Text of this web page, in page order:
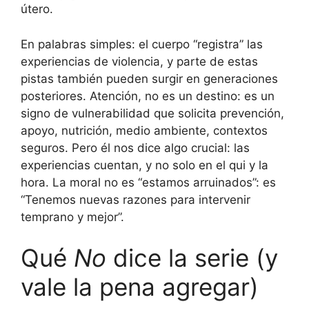
útero.
En palabras simples: el cuerpo “registra” las
experiencias de violencia, y parte de estas
pistas también pueden surgir en generaciones
posteriores. Atención, no es un destino: es un
signo de vulnerabilidad que solicita prevención,
apoyo, nutrición, medio ambiente, contextos
seguros. Pero él nos dice algo crucial: las
experiencias cuentan, y no solo en el qui y la
hora. La moral no es “estamos arruinados”: es
“Tenemos nuevas razones para intervenir
temprano y mejor”.
Qué No dice la serie (y
vale la pena agregar)